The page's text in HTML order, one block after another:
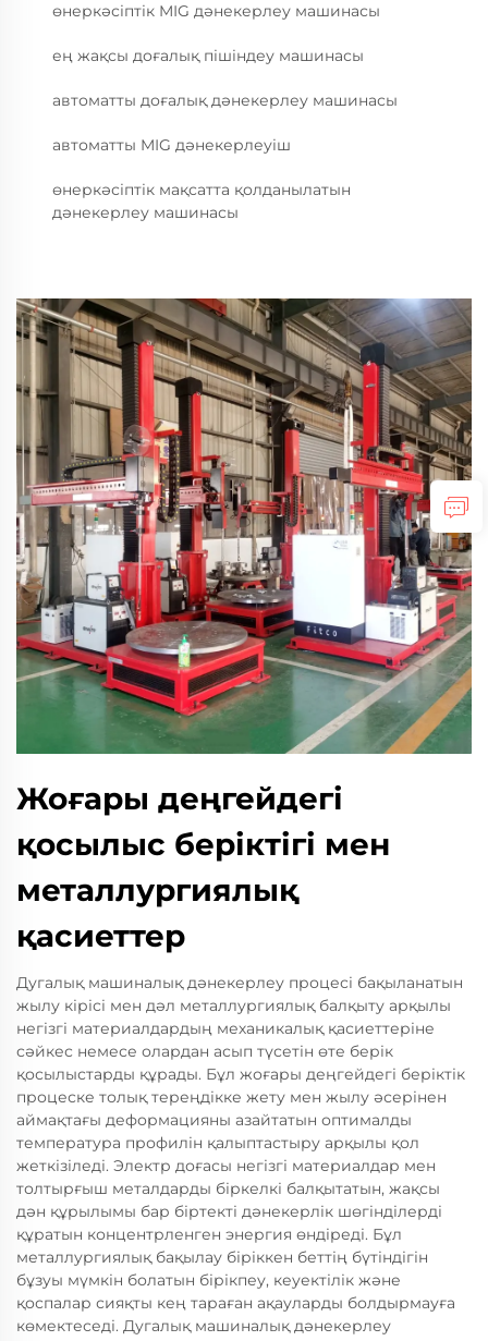
өнеркәсіптік MIG дәнекерлеу машинасы
ең жақсы доғалық пішіндеу машинасы
автоматты доғалық дәнекерлеу машинасы
автоматты MIG дәнекерлеуіш
өнеркәсіптік мақсатта қолданылатын
дәнекерлеу машинасы
Жоғары деңгейдегі
қосылыс беріктігі мен
металлургиялық
қасиеттер
Дугалық машиналық дәнекерлеу процесі бақыланатын
жылу кірісі мен дәл металлургиялық балқыту арқылы
негізгі материалдардың механикалық қасиеттеріне
сәйкес немесе олардан асып түсетін өте берік
қосылыстарды құрады. Бұл жоғары деңгейдегі беріктік
процеске толық тереңдікке жету мен жылу әсерінен
аймақтағы деформацияны азайтатын оптималды
температура профилін қалыптастыру арқылы қол
жеткізіледі. Электр доғасы негізгі материалдар мен
толтырғыш металдарды біркелкі балқытатын, жақсы
дән құрылымы бар біртекті дәнекерлік шөгінділерді
құратын концентрленген энергия өндіреді. Бұл
металлургиялық бақылау біріккен беттің бүтіндігін
бұзуы мүмкін болатын бірікпеу, кеуектілік және
қоспалар сияқты кең тараған ақауларды болдырмауға
көмектеседі. Дугалық машиналық дәнекерлеу